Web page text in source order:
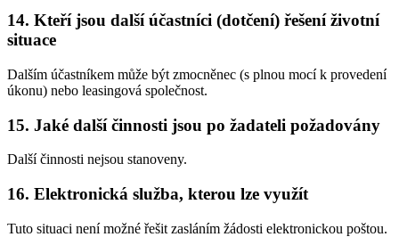
14. Kteří jsou další účastníci (dotčení) řešení životní
situace
Dalším účastníkem může být zmocněnec (s plnou mocí k provedení
úkonu) nebo leasingová společnost.
15. Jaké další činnosti jsou po žadateli požadovány
Další činnosti nejsou stanoveny.
16. Elektronická služba, kterou lze využít
Tuto situaci není možné řešit zasláním žádosti elektronickou poštou.